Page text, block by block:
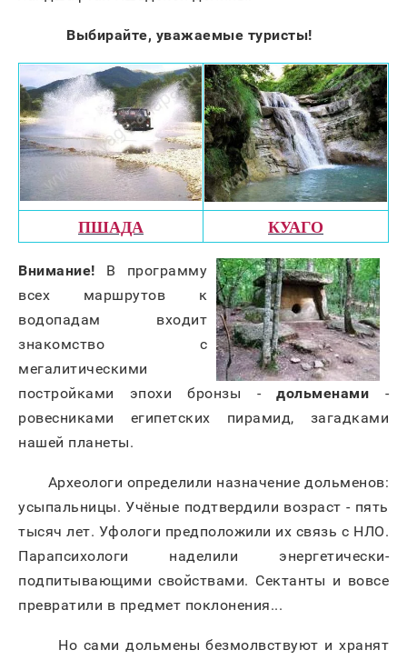
Выбирайте, уважаемые туристы!
ПШАДА КУАГО
Внимание! В программу
всех маршрутов к
водопадам входит
знакомство с
мегалитическими
постройками эпохи бронзы -дольменами -
ровесниками египетских пирамид, загадками
нашей планеты.
Археологи определили назначение дольменов:
усыпальницы. Учёные подтвердили возраст - пять
тысяч лет. Уфологи предположили их связь с НЛО.
Парапсихологи наделили энергетически-
подпитывающими свойствами. Сектанты и вовсе
превратили в предмет поклонения...
Но сами дольмены безмолвствуют и хранят